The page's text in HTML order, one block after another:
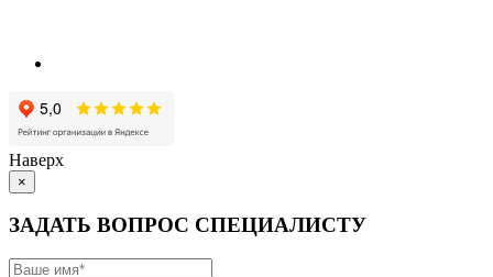
Наверх
×
ЗАДАТЬ ВОПРОС СПЕЦИАЛИСТУ